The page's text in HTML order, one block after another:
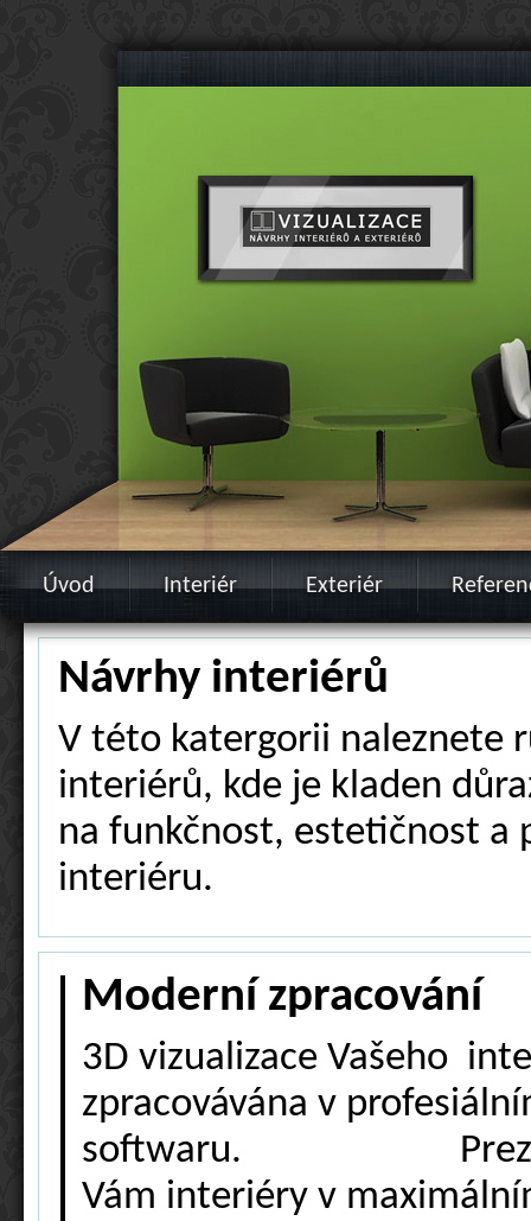
Úvod Interiér Exteriér
Návrhy interiérů
V této katergorii naleznete
interiérů, kde je kladen
na funkčnost, estetičnost a
interiéru.
Moderní zpracování
3D vizualizace Vašeho
zpracovávána v
softwaru.
Vám interiéry v